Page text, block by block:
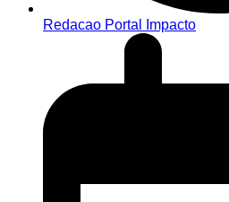
Redacao Portal Impacto